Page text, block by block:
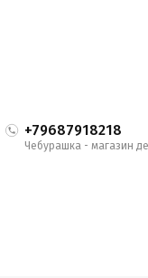
+79687918218
Чебурашка - магазин